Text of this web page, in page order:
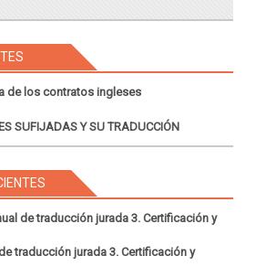
de los contratos ingleses
SUFIJADAS Y SU TRADUCCIÓN
de traducción jurada 3. Certificación y
traducción jurada 3. Certificación y